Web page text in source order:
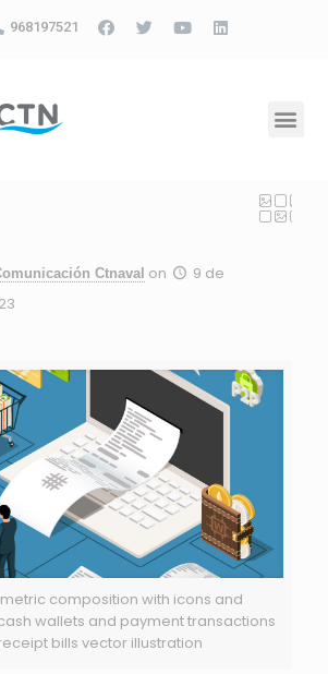
968197521
Ctnaval on
9 de
composition with icons and
wallets and payment transactions
bills vector illustration